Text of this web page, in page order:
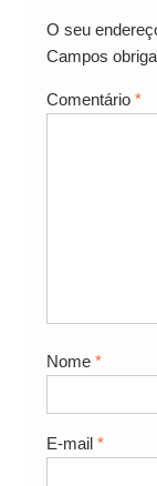
O seu
Campos
Comentário *
Nome *
E-mail *